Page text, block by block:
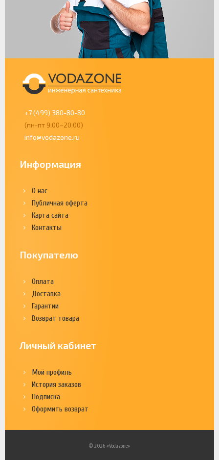
+7 (499) 380-80-80
(пн-пт 9:00–20:00)
info@vodazone.ru
Информация
О нас
Публичная оферта
Карта сайта
Контакты
Покупателю
Оплата
Доставка
Гарантии
Возврат товара
Личный кабинет
Мой профиль
История заказов
Подписка
Оформить возврат
© 2026 «Vodazone»